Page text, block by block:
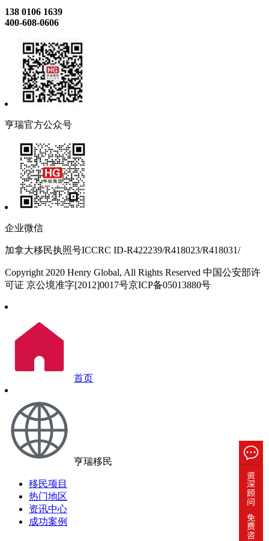
138 0106 1639
400-608-0606
亨瑞官方公众号
企业微信
加拿大移民执照号ICCRC ID-R422239/R418023/R418031/
Copyright 2020 Henry Global, All Rights Reserved 中国公安部许
可证 京公境准字[2012]0017号京ICP备05013880号
首页
亨瑞移民
移民项目
热门地区
资讯中心
成功案例